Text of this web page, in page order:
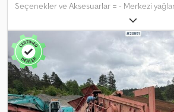
Seçenekler ve Aksesuarlar = - Merkezi
Terra Select T60. Yıl: 2021. Çalışma saati:
sertifikalı makine. Maksimum çalışma
hidrolik destek ayağı. İki yönlü yan bant. İki
mm. AdBlue. Merkezi yağlama sistemi.
durumda. ID No: 338. Heinhuis'in Genel
Heinhuis tarafından yapılan tüm reklamlar,
teklifleri, Heinhuis tarafından yapılan tüm
öncülük eden görüşmeler için geçerlidir.